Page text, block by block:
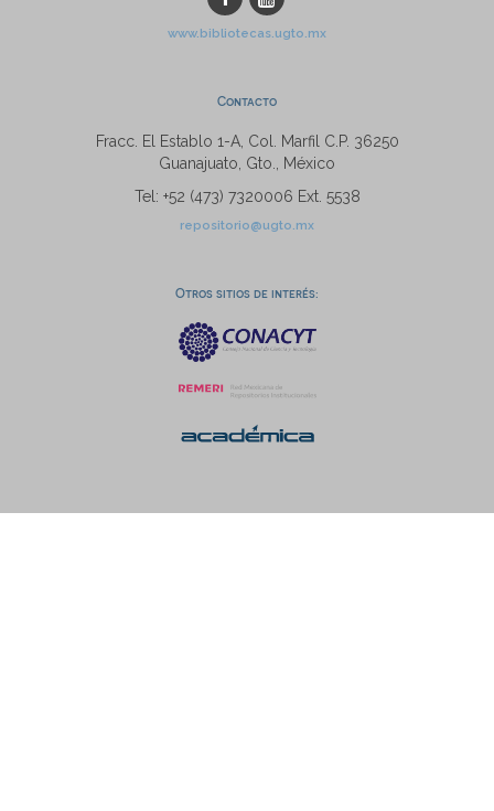
www.bibliotecas.ugto.mx
Contacto
Fracc. El Establo 1-A, Col. Marfil C.P. 36250
Guanajuato, Gto., México
Tel: +52 (473) 7320006 Ext. 5538
repositorio@ugto.mx
Otros sitios de interés: